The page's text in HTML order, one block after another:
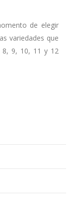
de elegir
variedades que
9, 10, 11 y 12